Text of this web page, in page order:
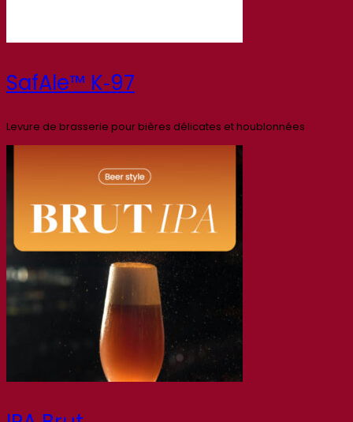
SafAle™ K‑97
Levure de brasserie pour bières délicates et houblonnées